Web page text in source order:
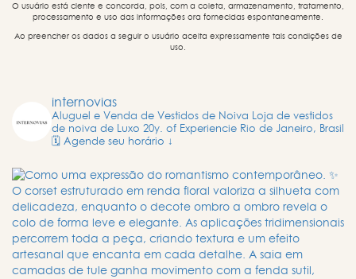
O usuário está ciente e concorda, pois, com a coleta, armazenamento, tratamento,
processamento e uso das informações ora fornecidas espontaneamente.
Ao preencher os dados a seguir o usuário aceita expressamente tais condições de
uso.
internovias
Aluguel e Venda de Vestidos de Noiva Loja de vestidos
de noiva de Luxo 20y. of Experiencie Rio de Janeiro, Brasil
🗓️ Agende seu horário ↓